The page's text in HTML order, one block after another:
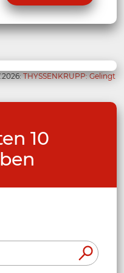
THYSSENKRUPP: Gelingt
10